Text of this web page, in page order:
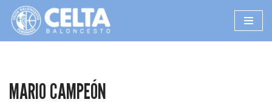
Saltar
MARIO CAMPEÓN